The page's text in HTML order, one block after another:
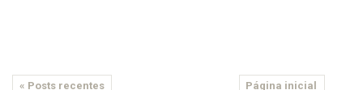
« Posts recentes Página inicial